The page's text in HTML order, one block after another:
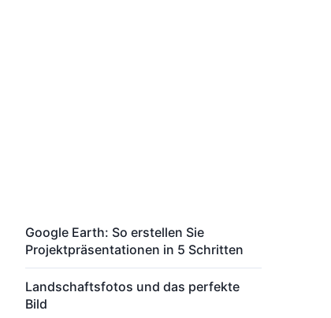
Google Earth: So erstellen Sie
Projektpräsentationen in 5 Schritten
Landschaftsfotos und das perfekte
Bild